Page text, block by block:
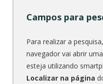
Campos para
Para realizar a
navegador vai abrir
esteja utilizando
Localizar na página